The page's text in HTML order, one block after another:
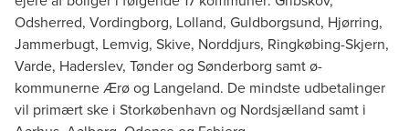
Odsherred, Vordingborg, Lolland, Guldborgsund, Hjørring,
Jammerbugt, Lemvig, Skive, Norddjurs, Ringkøbing-Skjern,
Varde, Haderslev, Tønder og Sønderborg samt ø-
kommunerne Ærø og Langeland. De mindste udbetalinger
vil primært ske i Storkøbenhavn og Nordsjælland samt i